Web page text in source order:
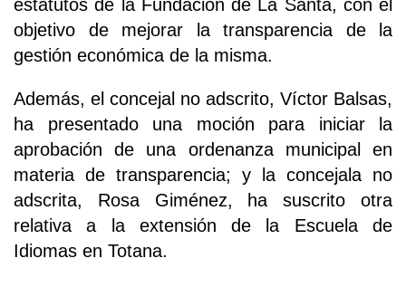
estatutos de la Fundación de La Santa, con el
objetivo de mejorar la transparencia de la
gestión económica de la misma.
Además, el concejal no adscrito, Víctor Balsas,
ha presentado una moción para iniciar la
aprobación de una ordenanza municipal en
materia de transparencia; y la concejala no
adscrita, Rosa Giménez, ha suscrito otra
relativa a la extensión de la Escuela de
Idiomas en Totana.